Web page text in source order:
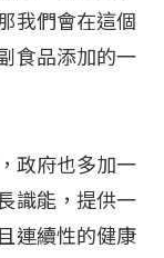
我們會在這個
食品添加的一
政府也多加一
識能，提供一
連續性的健康